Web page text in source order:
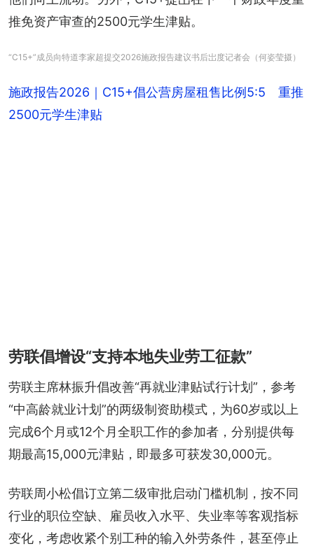
推免资产审查的2500元学生津贴。
“C15+”成员向特道李家超提交2026施政报告建议书后岀度记者会（何姿莹摄）
施政报告2026｜C15+倡公营房屋租售比例5:5 重推
2500元学生津贴
劳联倡增设“支持本地失业劳工征款”
劳联主席林振升倡改善“再就业津贴试行计划”，参考
“中高龄就业计划”的两级制资助模式，为60岁或以上
完成6个月或12个月全职工作的参加者，分别提供每
期最高15,000元津贴，即最多可获发30,000元。
劳联周小松倡订立第二级审批启动门槛机制，按不同
行业的职位空缺、雇员收入水平、失业率等客观指标
变化，考虑收紧个别工种的输入外劳条件，甚至停止